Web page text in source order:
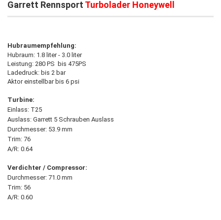
Garrett Rennsport Turbolader Honeywell
Hubraumempfehlung:
Hubraum: 1.8 liter - 3.0 liter
Leistung: 280 PS bis 475PS
Ladedruck: bis 2 bar
Aktor einstellbar bis 6 psi
Turbine:
Einlass: T25
Auslass: Garrett 5 Schrauben Auslass
Durchmesser: 53.9 mm
Trim: 76
A/R: 0.64
Verdichter / Compressor:
Durchmesser: 71.0 mm
Trim: 56
A/R: 0.60